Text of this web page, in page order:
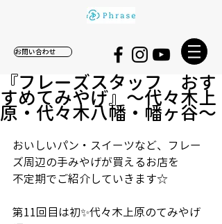
お問い合わせ
『フレーズスタッフ おす
すめてみやげ』〜代々木上
原・代々木八幡・幡ヶ谷〜
おいしいパン・スイーツなど、フレー
ズ周辺の手みやげが買えるお店を
不定期でご紹介していきます☆
第11回目は初✨代々木上原のてみやげ